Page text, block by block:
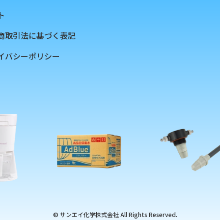
取引法に基づく表記
バシーポリシー
© サンエイ化学株式会社 All Rights Reserved.